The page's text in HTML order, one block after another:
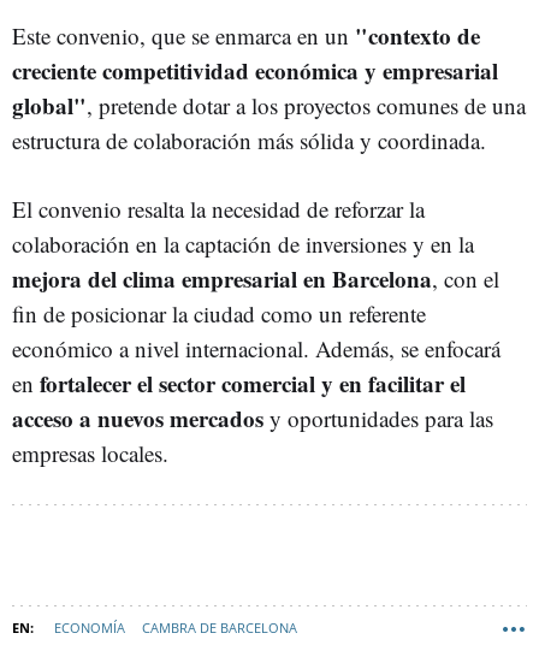
Este convenio, que se enmarca en un "contexto de
creciente competitividad económica y empresarial
global", pretende dotar a los proyectos comunes de una
estructura de colaboración más sólida y coordinada.
El convenio resalta la necesidad de reforzar la
colaboración en la captación de inversiones y en la
mejora del clima empresarial en Barcelona, con el
fin de posicionar la ciudad como un referente
económico a nivel internacional. Además, se enfocará
en fortalecer el sector comercial y en facilitar el
acceso a nuevos mercados y oportunidades para las
empresas locales.
ECONOMÍA CAMBRA DE BARCELONA